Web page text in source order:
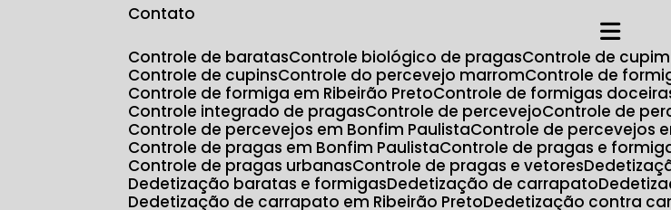
Contato
Controle de baratas
Controle biológico de pragas Controle de
Controle de cupins
Controle do percevejo marrom Controle de
Controle de formiga em Ribeirão Preto
Controle de formigas
Controle integrado de pragas
Controle de percevejo Controle de
Controle de percevejos em Bonfim Paulista
Controle de percevejos
Controle de pragas em Bonfim Paulista
Controle de pragas e
Controle de pragas urbanas
Controle de pragas e vetores
Dedetização baratas e formigas Dedetização de carrapato
Dedetização de carrapato em Ribeirão Preto Dedetização contra